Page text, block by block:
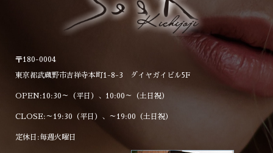
〒180-0004
東京都武蔵野市吉祥寺本町1-8-3 ダイヤガイビル5F
OPEN:10:30～（平日）、10:00～（土日祝）
CLOSE:～19:30（平日）、～19:00（土日祝）
定休日:毎週火曜日